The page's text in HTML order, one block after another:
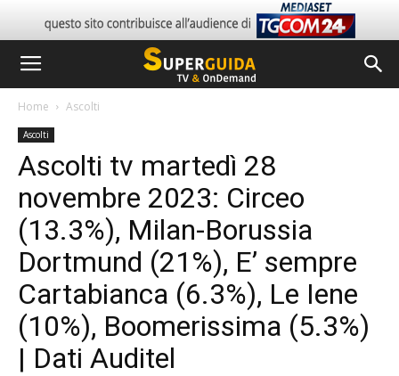
Home Ascolti
Ascolti
Ascolti tv martedì 28
novembre 2023: Circeo
(13.3%), Milan-Borussia
Dortmund (21%), E’ sempre
Cartabianca (6.3%), Le Iene
(10%), Boomerissima (5.3%)
| Dati Auditel